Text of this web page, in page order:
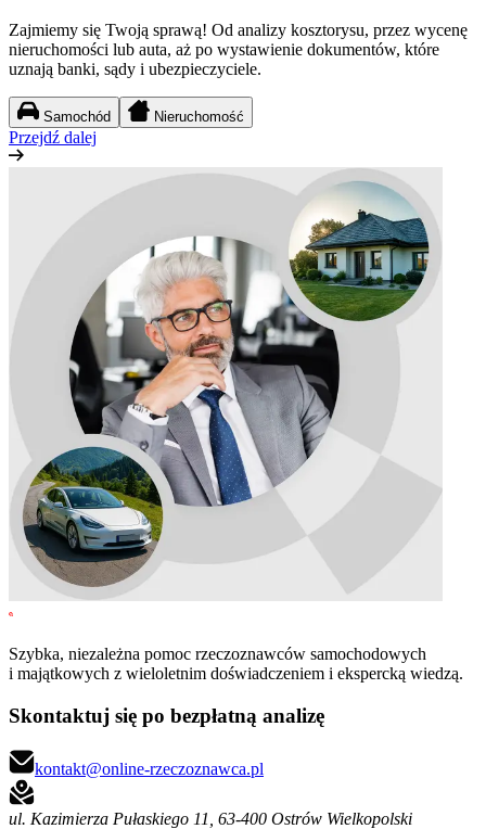
Zajmiemy się Twoją sprawą! Od analizy kosztorysu, przez wycenę
nieruchomości lub auta, aż po wystawienie dokumentów, które
uznają banki, sądy i ubezpieczyciele.
Samochód Nieruchomość
Przejdź dalej
Szybka, niezależna pomoc rzeczoznawców samochodowych
i majątkowych z wieloletnim doświadczeniem i ekspercką wiedzą.
Skontaktuj się po bezpłatną analizę
kontakt@online-rzeczoznawca.pl
ul. Kazimierza Pułaskiego 11 63-400 Ostrów Wielkopolski